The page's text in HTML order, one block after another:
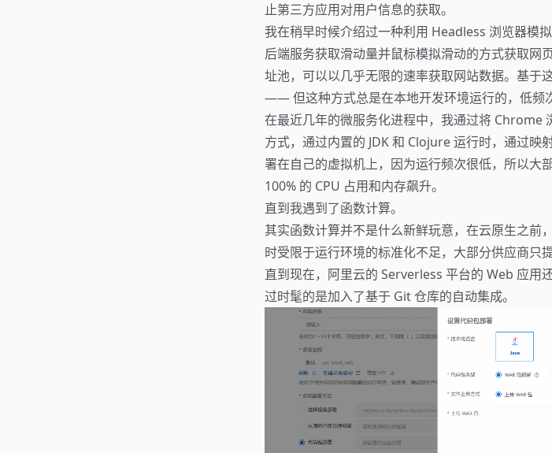
止第三方应用对用户信息的获取。
我在稍早时候介绍过一种利用 Headless 浏览器模
后端服务获取滑动量并鼠标模拟滑动的方式获取网
址池，可以以几乎无限的速率获取网站数据。基于
—— 但这种方式总是在本地开发环境运行的，低频
在最近几年的微服务化进程中，我通过将
方式，通过内置的 JDK 和 Clojure 运行时，通过映
署在自己的虚拟机上，因为运行频次很低，所以大
100% 的 CPU 占用和内存飙升。
直到我遇到了函数计算。
其实函数计算并不是什么新鲜玩意，在云原生之前
时受限于运行环境的标准化不足，大部分供应商
直到现在，阿里云的 Serverless 平台的 Web 应用
过时髦的是加入了基于 Git 仓库的自动集成。